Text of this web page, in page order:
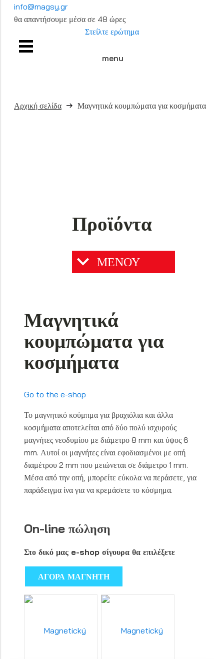
info@magsy.gr
θα απαντήσουμε μέσα σε 48 ώρες
Στείλτε ερώτημα
menu
Αρχική σελίδα Μαγνητικά κουμπώματα για κοσμήματα
Προϊόντα
ΜΕΝΟΥ
Μαγνητικά
κουμπώματα για
κοσμήματα
Go to the e-shop
Το μαγνητικό κούμπμα για βραχιόλια και άλλα
κοσμήματα αποτελείται από δύο πολύ ισχυρούς
μαγνήτες νεοδυμίου με διάμετρο 8 mm και ύψος 6
mm. Αυτοί οι μαγνήτες είναι εφοδιασμένοι με οπή
διαμέτρου 2 mm που μειώνεται σε διάμετρο 1 mm.
Μέσα από την οπή, μπορείτε εύκολα να περάσετε, για
παράδειγμα ίνα για να κρεμάσετε το κόσμημα.
On-line πώληση
Στο δικό μας e-shop σίγουρα θα επιλέξετε
ΑΓΟΡΑ ΜΑΓΝΗΤΗ